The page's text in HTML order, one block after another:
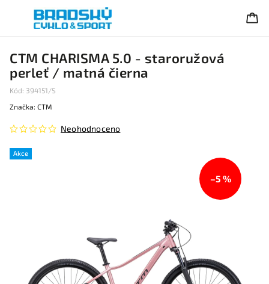
CTM CHARISMA 5.0 - staroružová
perleť / matná čierna
Kód: 394151/S
Akce
Neohodnoceno
Značka: CTM
–5 %